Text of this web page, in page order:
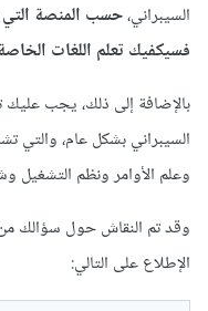
السيبراني،حسب المنصة
فسيكفيك تعلم اللغات
بالإضافة إلى ذلك، يجب عليك
السيبراني بشكل عام، والتي
وعلم الأوامر ونظم التشغيل
وقد تم النقاش حول سؤالك
الإطلاع على التالي: